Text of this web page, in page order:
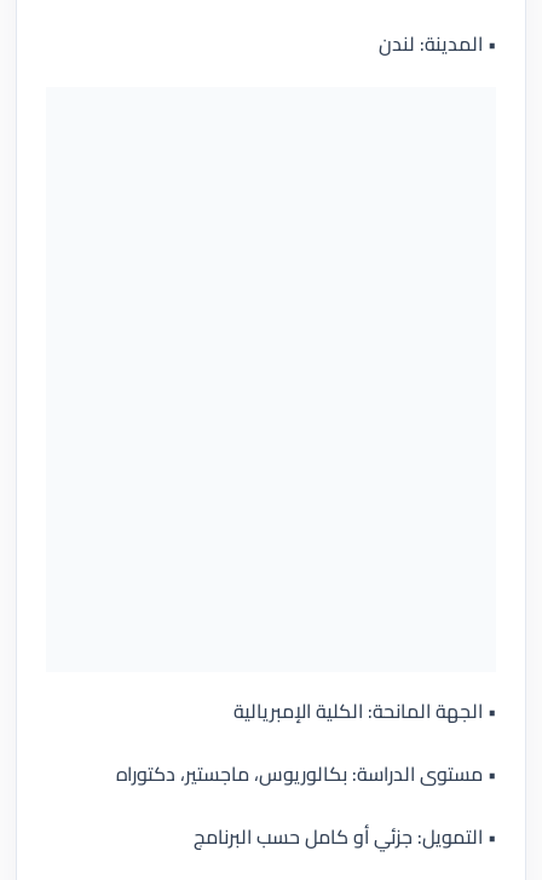
• المدينة: لندن
• الجهة المانحة: الكلية الإمبريالية
• مستوى الدراسة: بكالوريوس، ماجستير، دكتوراه
• التمويل: جزئي أو كامل حسب البرنامج